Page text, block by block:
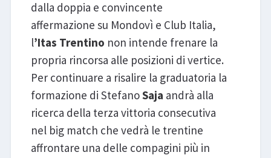
dalla doppia e convincente
affermazione su Mondovì e Club Italia,
l’Itas Trentino non intende frenare la
propria rincorsa alle posizioni di vertice.
Per continuare a risalire la graduatoria la
formazione di StefanoSaja andrà alla
ricerca della terza vittoria consecutiva
nel big match che vedrà le trentine
affrontare una delle compagini più in